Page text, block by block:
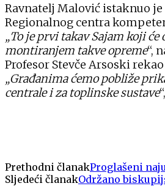
Ravnatelj Malović istaknuo
Regionalnog centra
„To je prvi takav Sajam koji
montiranjem takve opreme“,
Profesor Stevče Arsoski
„Građanima ćemo pobliže
centrale i za toplinske sustave
Prethodni članakProglašeni
Sljedeći članakOdržano